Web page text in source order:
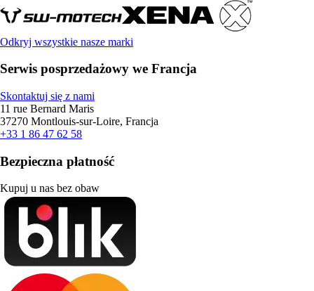
Odkryj wszystkie nasze marki
Serwis posprzedażowy we Francja
Skontaktuj się z nami
11 rue Bernard Maris
37270 Montlouis-sur-Loire, Francja
+33 1 86 47 62 58
Bezpieczna płatność
Kupuj u nas bez obaw